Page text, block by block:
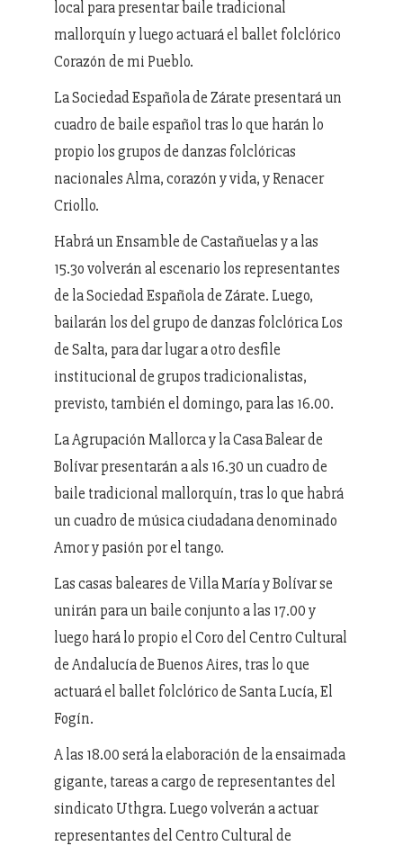
local para presentar baile tradicional
mallorquín y luego actuará el ballet folclórico
Corazón de mi Pueblo.
La Sociedad Española de Zárate presentará un
cuadro de baile español tras lo que harán lo
propio los grupos de danzas folclóricas
nacionales Alma, corazón y vida, y Renacer
Criollo.
Habrá un Ensamble de Castañuelas y a las
15.3o volverán al escenario los representantes
de la Sociedad Española de Zárate. Luego,
bailarán los del grupo de danzas folclórica Los
de Salta, para dar lugar a otro desfile
institucional de grupos tradicionalistas,
previsto, también el domingo, para las 16.00.
La Agrupación Mallorca y la Casa Balear de
Bolívar presentarán a als 16.30 un cuadro de
baile tradicional mallorquín, tras lo que habrá
un cuadro de música ciudadana denominado
Amor y pasión por el tango.
Las casas baleares de Villa María y Bolívar se
unirán para un baile conjunto a las 17.00 y
luego hará lo propio el Coro del Centro Cultural
de Andalucía de Buenos Aires, tras lo que
actuará el ballet folclórico de Santa Lucía, El
Fogín.
A las 18.00 será la elaboración de la ensaimada
gigante, tareas a cargo de representantes del
sindicato Uthgra. Luego volverán a actuar
representantes del Centro Cultural de